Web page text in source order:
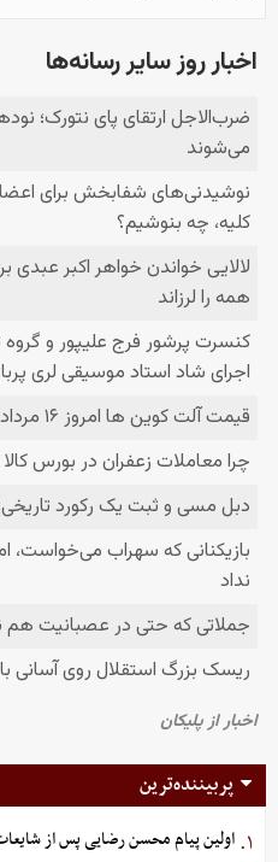
پربیننده‌ترین
۱. اولین پیام محسن رضایی پس از